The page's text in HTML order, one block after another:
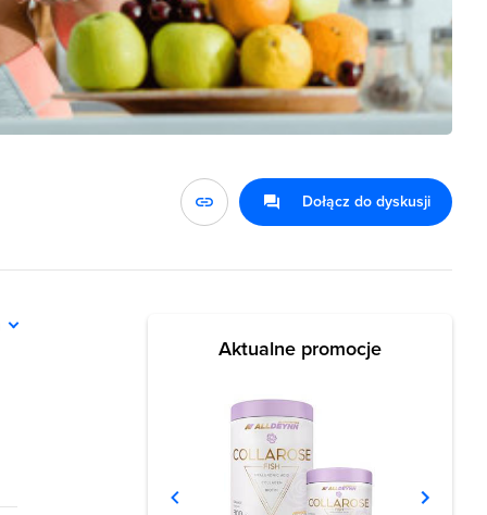
Dołącz do dyskusji
Aktualne promocje